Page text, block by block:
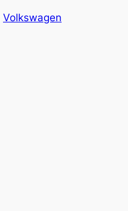
Volkswagen